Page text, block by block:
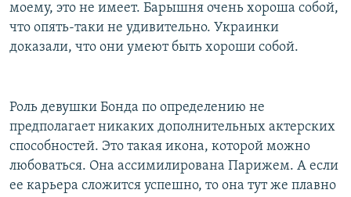
моему, это не имеет. Барышня очень хороша собой,
что опять-таки не удивительно. Украинки
доказали, что они умеют быть хороши собой.
Роль девушки Бонда по определению не
предполагает никаких дополнительных актерских
способностей. Это такая икона, которой можно
любоваться. Она ассимилирована Парижем. А если
ее карьера сложится успешно, то она тут же плавно